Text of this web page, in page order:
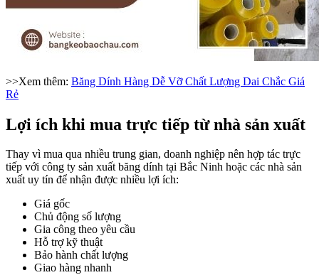
>>Xem thêm: Băng Dính Hàng Dễ Vỡ Chất Lượng Dai Chắc Giá
Rẻ
Lợi ích khi mua trực tiếp từ nhà sản xuất
Thay vì mua qua nhiều trung gian, doanh nghiệp nên hợp tác trực
tiếp với công ty sản xuất băng dính tại Bắc Ninh hoặc các nhà sản
xuất uy tín để nhận được nhiều lợi ích:
Giá gốc
Chủ động số lượng
Gia công theo yêu cầu
Hỗ trợ kỹ thuật
Bảo hành chất lượng
Giao hàng nhanh